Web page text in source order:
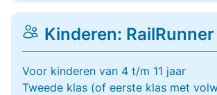
Kinderen: RailRunner
Voor kinderen van 4 t/m 11 jaar
Tweede klas (of eerste klas met